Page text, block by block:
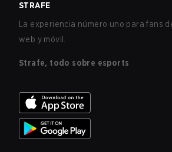
STRAFE
La experiencia número uno para fans
web y móvil.
Strafe, todo sobre esports